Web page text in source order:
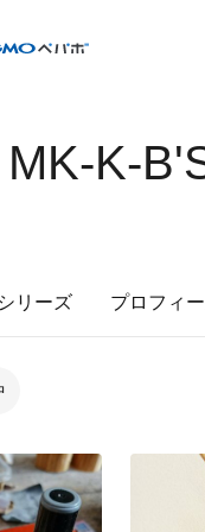
MK-K-
シリーズ プロフィ